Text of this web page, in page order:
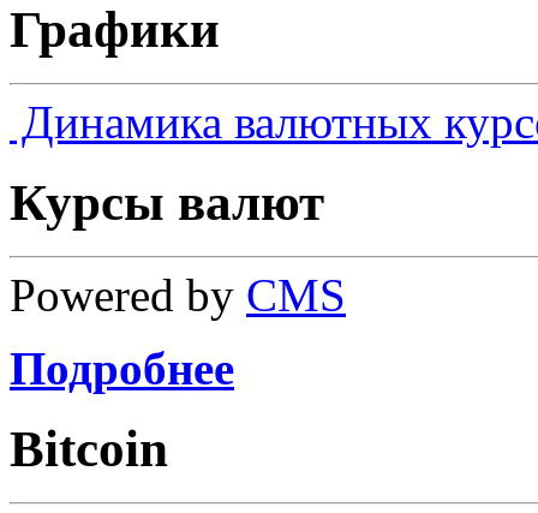
Графики
Динамика валютных
Курсы валют
Powered by CMS
Подробнее
Bitcoin